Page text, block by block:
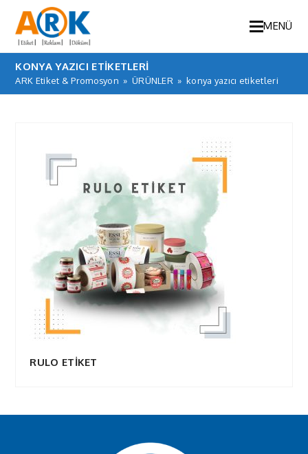
MENÜ
KONYA YAZICI ETIKETLERI
ARK Etiket & Promosyon » ÜRÜNLER » konya yazıcı etiketleri
RULO ETİKET